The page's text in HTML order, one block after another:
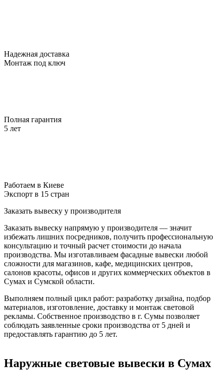
Надежная доставка
Монтаж под ключ
Полная гарантия
5 лет
Работаем в Киеве
Экспорт в 15 стран
Заказать вывеску у производителя
Заказать вывеску напрямую у производителя — значит
избежать лишних посредников, получить профессиональную
консультацию и точный расчет стоимости до начала
производства. Мы изготавливаем фасадные вывески любой
сложности для магазинов, кафе, медицинских центров,
салонов красоты, офисов и других коммерческих объектов в
Сумах и Сумской области.
Выполняем полный цикл работ: разработку дизайна, подбор
материалов, изготовление, доставку и монтаж световой
рекламы. Собственное производство в г. Сумы позволяет
соблюдать заявленные сроки производства от 5 дней и
предоставлять гарантию до 5 лет.
Наружные световые вывески в Сумах